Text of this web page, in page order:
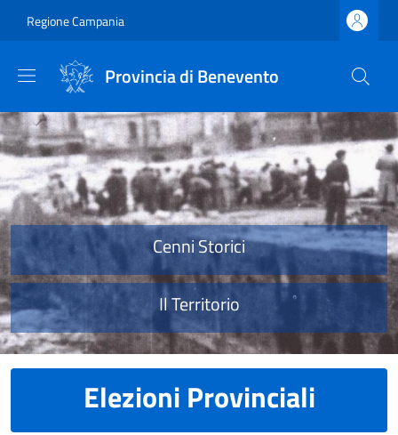
Regione Campania
Provincia di Benevento
Provincia di Benevento
Cenni Storici
Il Territorio
Elezioni Provinciali